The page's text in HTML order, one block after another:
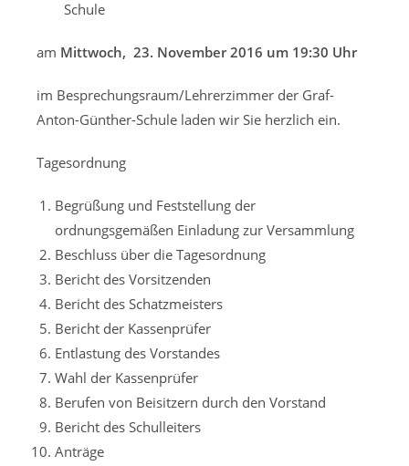
Schule
am Mittwoch, 23. November 2016 um 19:30 Uhr
im Besprechungsraum/Lehrerzimmer der Graf-
Anton-Günther-Schule laden wir Sie herzlich ein.
Tagesordnung
Begrüßung und Feststellung der
ordnungsgemäßen Einladung zur Versammlung
Beschluss über die Tagesordnung
Bericht des Vorsitzenden
Bericht des Schatzmeisters
Bericht der Kassenprüfer
Entlastung des Vorstandes
Wahl der Kassenprüfer
Berufen von Beisitzern durch den Vorstand
Bericht des Schulleiters
Anträge